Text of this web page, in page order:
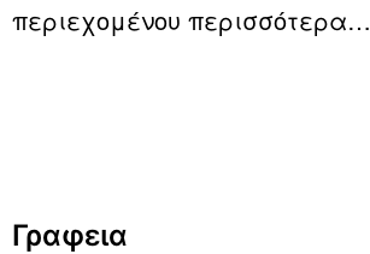
περιεχομένου περισσότερα…
Γραφεια